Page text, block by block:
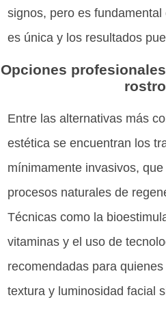
signos, pero es
es única y los resultados
Opciones
rostro
Entre las alternativas más
estética se encuentran los
mínimamente invasivos,
procesos naturales de
Técnicas como la
vitaminas y el uso de
recomendadas para
textura y luminosidad facial